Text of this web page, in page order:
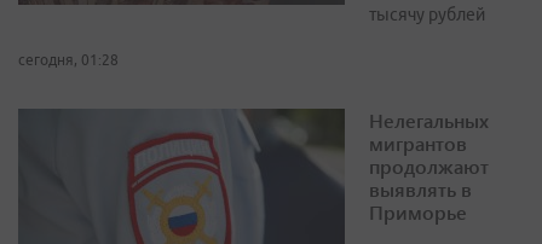
тысячу рублей
сегодня, 01:28
Нелегальных
мигрантов
продолжают
выявлять в
Приморье